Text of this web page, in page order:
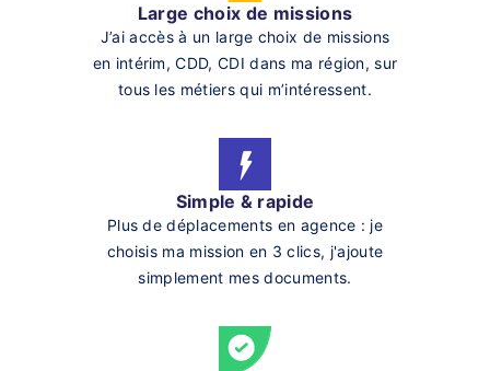
Large choix de missions
J’ai accès à un large choix de missions
en intérim, CDD, CDI dans ma région, sur
tous les métiers qui m’intéressent.
Simple & rapide
Plus de déplacements en agence : je
choisis ma mission en 3 clics, j'ajoute
simplement mes documents.